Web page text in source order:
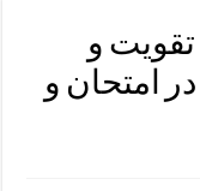
من اظهر الجمیل برای
مخصوص مستجاب الدعوه
بی خوابی کودکان
و طلب حاجت
و
امتحان و